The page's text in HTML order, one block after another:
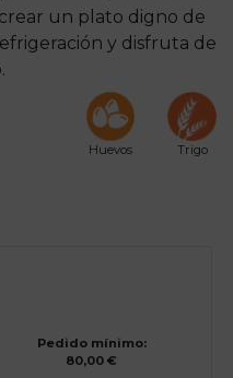
un plato digno de
y disfruta de
Huevos Trigo
Pedido mínimo:
80,00 €